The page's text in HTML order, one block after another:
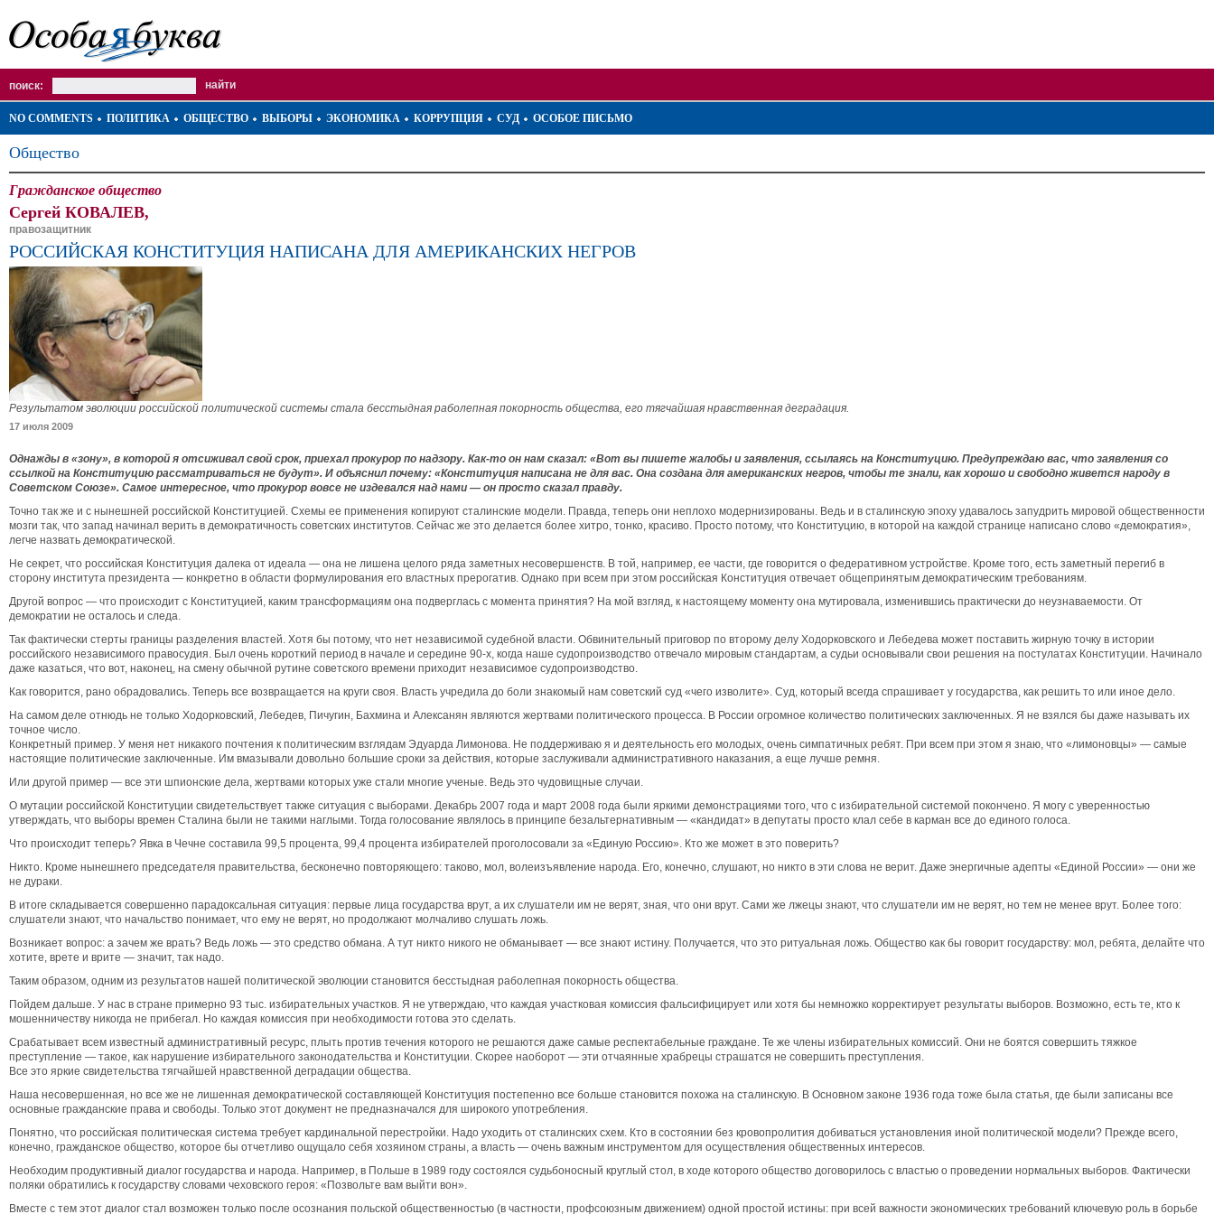
поиск:
NO COMMENTS ПОЛИТИКА ОБЩЕСТВО ВЫБОРЫ ЭКОНОМИКА КОРРУПЦИЯ СУД ОСОБОЕ ПИСЬМО
Общество
Гражданское общество
Сергей КОВАЛЕВ,
правозащитник
РОССИЙСКАЯ КОНСТИТУЦИЯ НАПИСАНА ДЛЯ АМЕРИКАНСКИХ НЕГРОВ
Результатом эволюции российской политической системы стала бесстыдная раболепная покорность общества, его тягчайшая нравственная деградация.
17 июля 2009
Однажды в «зону», в которой я отсиживал свой срок, приехал прокурор по надзору. Как-то он нам сказал: «Вот вы пишете жалобы и заявления, ссылаясь на Конституцию. Предупреждаю вас, что заявления со
ссылкой на Конституцию рассматриваться не будут». И объяснил почему: «Конституция написана не для вас. Она создана для американских негров, чтобы те знали, как хорошо и свободно живется народу в
Советском Союзе». Самое интересное, что прокурор вовсе не издевался над нами — он просто сказал правду.
Точно так же и с нынешней российской Конституцией. Схемы ее применения копируют сталинские модели. Правда, теперь они неплохо модернизированы. Ведь и в сталинскую эпоху удавалось запудрить мировой общественности
мозги так, что запад начинал верить в демократичность советских институтов. Сейчас же это делается более хитро, тонко, красиво. Просто потому, что Конституцию, в которой на каждой странице написано слово «демократия»,
легче назвать демократической.
Не секрет, что российская Конституция далека от идеала — она не лишена целого ряда заметных несовершенств. В той, например, ее части, где говорится о федеративном устройстве. Кроме того, есть заметный перегиб в
сторону института президента — конкретно в области формулирования его властных прерогатив. Однако при всем при этом российская Конституция отвечает общепринятым демократическим требованиям.
Другой вопрос — что происходит с Конституцией, каким трансформациям она подверглась с момента принятия? На мой взгляд, к настоящему моменту она мутировала, изменившись практически до неузнаваемости. От
демократии не осталось и следа.
Так фактически стерты границы разделения властей. Хотя бы потому, что нет независимой судебной власти. Обвинительный приговор по второму делу Ходорковского и Лебедева может поставить жирную точку в истории
российского независимого правосудия. Был очень короткий период в начале и середине 90-х, когда наше судопроизводство отвечало мировым стандартам, а судьи основывали свои решения на постулатах Конституции. Начинало
даже казаться, что вот, наконец, на смену обычной рутине советского времени приходит независимое судопроизводство.
Как говорится, рано обрадовались. Теперь все возвращается на круги своя. Власть учредила до боли знакомый нам советский суд «чего изволите». Суд, который всегда спрашивает у государства, как решить то или иное дело.
На самом деле отнюдь не только Ходорковский, Лебедев, Пичугин, Бахмина и Алексанян являются жертвами политического процесса. В России огромное количество политических заключенных. Я не взялся бы даже называть их
точное число.
Конкретный пример. У меня нет никакого почтения к политическим взглядам Эдуарда Лимонова. Не поддерживаю я и деятельность его молодых, очень симпатичных ребят. При всем при этом я знаю, что «лимоновцы» — самые
настоящие политические заключенные. Им вмазывали довольно большие сроки за действия, которые заслуживали административного наказания, а еще лучше ремня.
Или другой пример — все эти шпионские дела, жертвами которых уже стали многие ученые. Ведь это чудовищные случаи.
О мутации российской Конституции свидетельствует также ситуация с выборами. Декабрь 2007 года и март 2008 года были яркими демонстрациями того, что с избирательной системой покончено. Я могу с уверенностью
утверждать, что выборы времен Сталина были не такими наглыми. Тогда голосование являлось в принципе безальтернативным — «кандидат» в депутаты просто клал себе в карман все до единого голоса.
Что происходит теперь? Явка в Чечне составила 99,5 процента, 99,4 процента избирателей проголосовали за «Единую Россию». Кто же может в это поверить?
Никто. Кроме нынешнего председателя правительства, бесконечно повторяющего: таково, мол, волеизъявление народа. Его, конечно, слушают, но никто в эти слова не верит. Даже энергичные адепты «Единой России» — они же
не дураки.
В итоге складывается совершенно парадоксальная ситуация: первые лица государства врут, а их слушатели им не верят, зная, что они врут. Сами же лжецы знают, что слушатели им не верят, но тем не менее врут. Более того:
слушатели знают, что начальство понимает, что ему не верят, но продолжают молчаливо слушать ложь.
Возникает вопрос: а зачем же врать? Ведь ложь — это средство обмана. А тут никто никого не обманывает — все знают истину. Получается, что это ритуальная ложь. Общество как бы говорит государству: мол, ребята, делайте что
хотите, врете и врите — значит, так надо.
Таким образом, одним из результатов нашей политической эволюции становится бесстыдная раболепная покорность общества.
Пойдем дальше. У нас в стране примерно 93 тыс. избирательных участков. Я не утверждаю, что каждая участковая комиссия фальсифицирует или хотя бы немножко корректирует результаты выборов. Возможно, есть те, кто к
мошенничеству никогда не прибегал. Но каждая комиссия при необходимости готова это сделать.
Срабатывает всем известный административный ресурс, плыть против течения которого не решаются даже самые респектабельные граждане. Те же члены избирательных комиссий. Они не боятся совершить тяжкое
преступление — такое, как нарушение избирательного законодательства и Конституции. Скорее наоборот — эти отчаянные храбрецы страшатся не совершить преступления.
Все это яркие свидетельства тягчайшей нравственной деградации общества.
Наша несовершенная, но все же не лишенная демократической составляющей Конституция постепенно все больше становится похожа на сталинскую. В Основном законе 1936 года тоже была статья, где были записаны все
основные гражданские права и свободы. Только этот документ не предназначался для широкого употребления.
Понятно, что российская политическая система требует кардинальной перестройки. Надо уходить от сталинских схем. Кто в состоянии без кровопролития добиваться установления иной политической модели? Прежде всего,
конечно, гражданское общество, которое бы отчетливо ощущало себя хозяином страны, а власть — очень важным инструментом для осуществления общественных интересов.
Необходим продуктивный диалог государства и народа. Например, в Польше в 1989 году состоялся судьбоносный круглый стол, в ходе которого общество договорилось с властью о проведении нормальных выборов. Фактически
поляки обратились к государству словами чеховского героя: «Позвольте вам выйти вон».
Вместе с тем этот диалог стал возможен только после осознания польской общественностью (в частности, профсоюзным движением) одной простой истины: при всей важности экономических требований ключевую роль в борьбе